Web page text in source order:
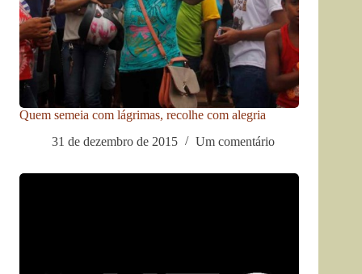
Quem semeia com lágrimas, recolhe com alegria
31 de dezembro de 2015
Um comentário